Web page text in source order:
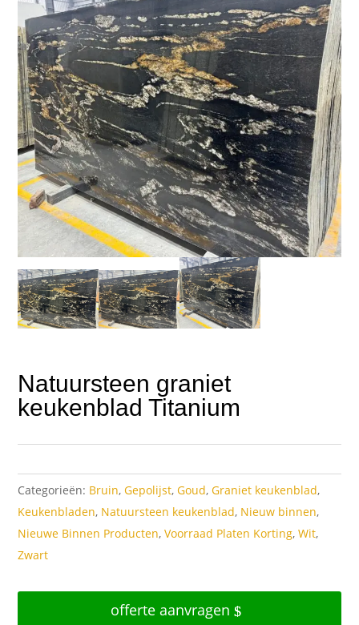
Natuursteen graniet
keukenblad Titanium
Categorieën: Bruin,Gepolijst,Goud,Graniet keukenblad,
Keukenbladen, Natuursteen keukenblad, Nieuw binnen,
Nieuwe Binnen Producten,Voorraad Platen Korting,Wit,
Zwart
offerte aanvragen